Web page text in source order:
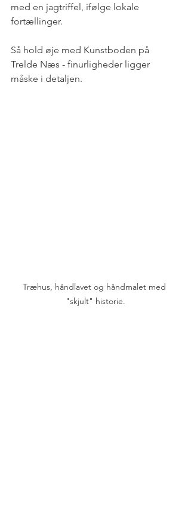
med en jagtriffel, ifølge lokale
fortællinger.
Så hold øje med Kunstboden på
Trelde Næs - finurligheder ligger
måske i detaljen.
Træhus, håndlavet og håndmalet med
"skjult" historie.